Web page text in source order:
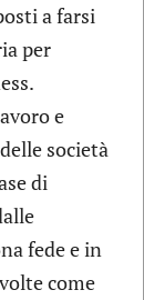
a farsi
per
e
società
di
fede e in
come